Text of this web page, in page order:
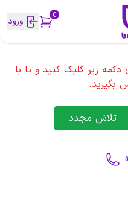
0 ورود
زیر کلیک کنید و یا با
بگیرید.
تلاش مجدد